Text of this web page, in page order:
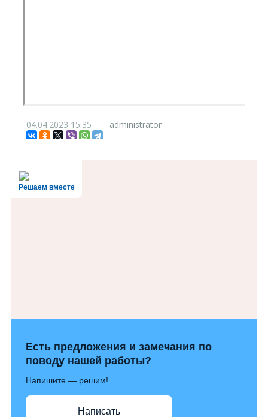
04.04.2023 15:35 administrator
Решаем вместе
Есть предложения и замечания по
поводу нашей работы?
Напишите — решим!
Написать